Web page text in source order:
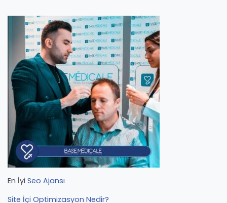
En İyi Seo Ajansı
Site İçi Optimizasyon Nedir?